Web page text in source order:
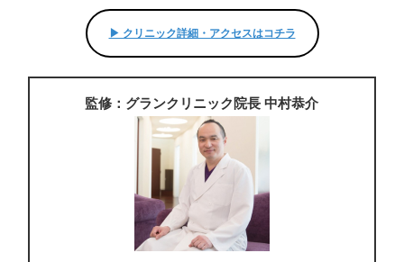
▶︎ クリニック詳細・アクセスはコチラ
監修：グランクリニック院長 中村恭介